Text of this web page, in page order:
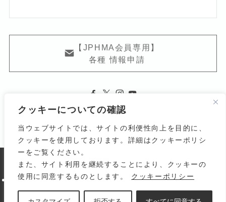
クッキーについての確認
当ウェブサイトでは、サイトの利便性向上を目的に、
クッキーを使用しております。詳細はクッキーポリシ
ーをご覧ください。
また、サイト利用を継続することにより、クッキーの
使用に同意するものとします。
クッキーポリシー
【JPHMA会員専用】
各種 情報申請
よくある質問 関連リンク
利用規約
個人情報の取り扱いについて
サイトマップ お問い合わせ
© 1998-2026 Japanese Homoeopathic Medical